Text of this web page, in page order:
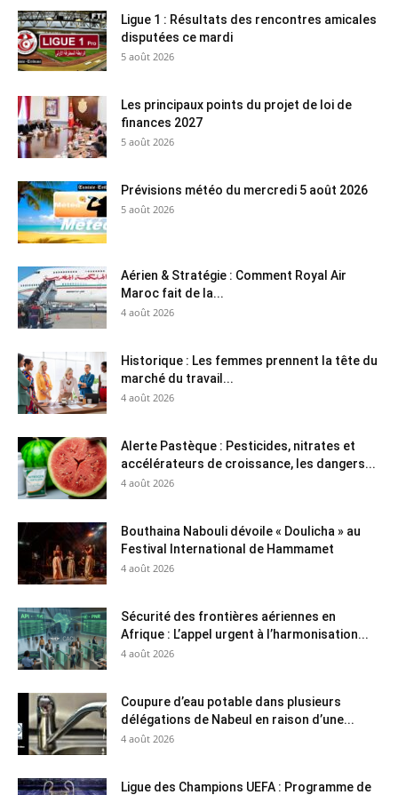
Ligue 1 : Résultats des rencontres amicales
disputées ce mardi
5 août 2026
Les principaux points du projet de loi de
finances 2027
5 août 2026
Prévisions météo du mercredi 5 août 2026
5 août 2026
Aérien & Stratégie : Comment Royal Air
Maroc fait de la...
4 août 2026
Historique : Les femmes prennent la tête du
marché du travail...
4 août 2026
Alerte Pastèque : Pesticides, nitrates et
accélérateurs de croissance, les dangers...
4 août 2026
Bouthaina Nabouli dévoile « Doulicha » au
Festival International de Hammamet
4 août 2026
Sécurité des frontières aériennes en
Afrique : L’appel urgent à l’harmonisation...
4 août 2026
Coupure d’eau potable dans plusieurs
délégations de Nabeul en raison d’une...
4 août 2026
Ligue des Champions UEFA : Programme de